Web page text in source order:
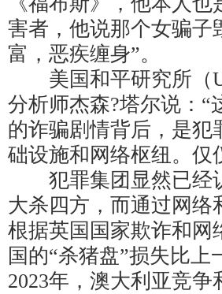
害者，他说那个女骗子
富，恶疾缠身”。
美国和平研究所（
分析师杰森?塔尔说：
的诈骗剧情背后，是犯
础设施和网络枢纽。仅
犯罪集团显然已经
大杀四方，而通过网络
根据英国国家欺诈和网
国的“杀猪盘”损失比上
2023年，澳大利亚竞